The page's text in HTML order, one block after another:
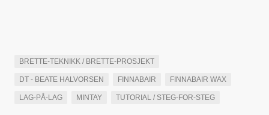
BRETTE-TEKNIKK / BRETTE-PROSJEKT
DT - BEATE HALVORSEN FINNABAIR FINNABAIR WAX
LAG-PÅ-LAG MINTAY TUTORIAL / STEG-FOR-STEG